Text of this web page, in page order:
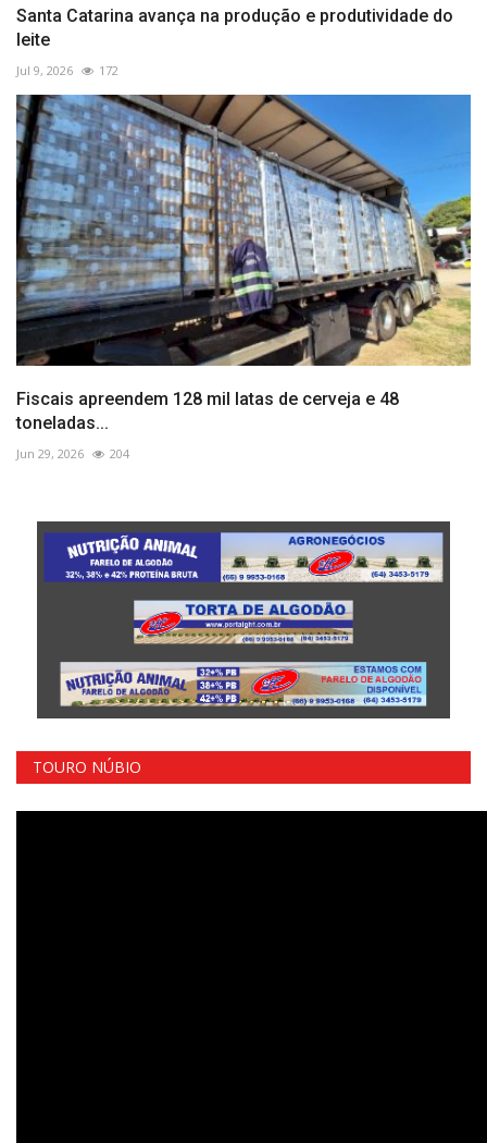
Santa Catarina avança na produção e produtividade do
leite
Jul 9, 2026 172
Fiscais apreendem 128 mil latas de cerveja e 48
toneladas...
Jun 29, 2026 204
TOURO NÚBIO